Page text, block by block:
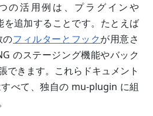
の活用例は、プラグインや
追加することです。たとえば
のフィルターとフックが用意さ
のステージング機能やバック
できます。これらドキュメント
べて、独自の mu-plugin に組